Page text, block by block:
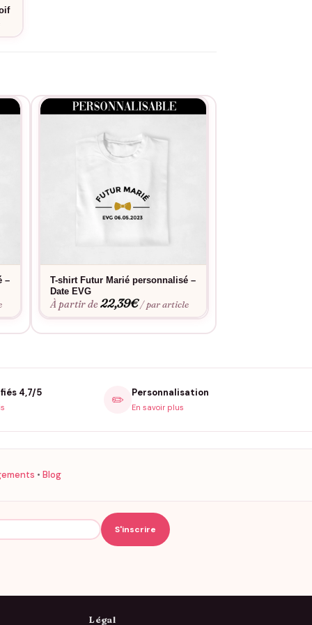
–
T-shirt Futur Marié personnalisé –
Date EVG
À partir de22,39€ / par article
4,7/5 ✏️ Personnalisation
En savoir plus
• Blog
Légal